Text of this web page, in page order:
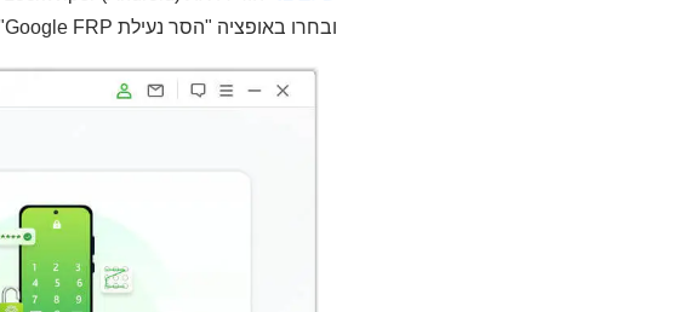
ובחרו באופציה "הסר נעילת Google FRP". חברו את מכשיר הסמסונג למחשב עם כבל USB והמשיכו לפי השלבים.